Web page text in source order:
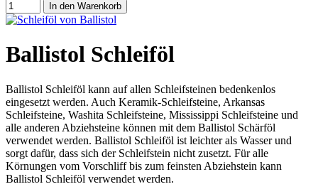
In den Warenkorb
Ballistol Schleiföl
Ballistol Schleiföl kann auf allen Schleifsteinen bedenkenlos
eingesetzt werden. Auch Keramik-Schleifsteine, Arkansas
Schleifsteine, Washita Schleifsteine, Mississippi Schleifsteine und
alle anderen Abziehsteine können mit dem Ballistol Schärföl
verwendet werden. Ballistol Schleiföl ist leichter als Wasser und
sorgt dafür, dass sich der Schleifstein nicht zusetzt. Für alle
Körnungen vom Vorschliff bis zum feinsten Abziehstein kann
Ballistol Schleiföl verwendet werden.